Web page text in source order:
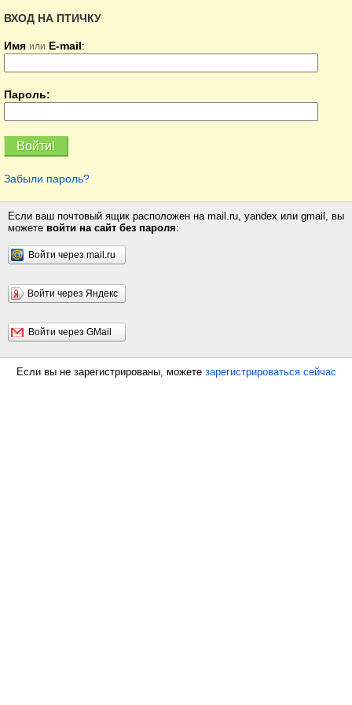
ВХОД НА ПТИЧКУ
Имя или E-mail:
Пароль:
Забыли пароль?
Если ваш почтовый ящик расположен на mail.ru, yandex или gmail, вы
можете войти на сайт без пароля:
Войти через mail.ru
Войти через Яндекс
Войти через GMail
Если вы не зарегистрированы, можете зарегистрироваться сейчас